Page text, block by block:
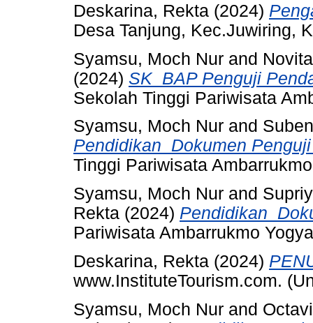
Deskarina, Rekta (2024)
Desa Tanjung, Kec.Juwiring,
Syamsu, Moch Nur and
(2024) SK_BAP Penguji
Sekolah Tinggi Pariwisata
Syamsu, Moch Nur and
Pendidikan_Dokumen
Tinggi Pariwisata
Syamsu, Moch Nur and
Rekta (2024)
Pariwisata Ambarrukmo
Deskarina, Rekta (2024)
www.InstituteTourism.com.
Syamsu, Moch Nur and